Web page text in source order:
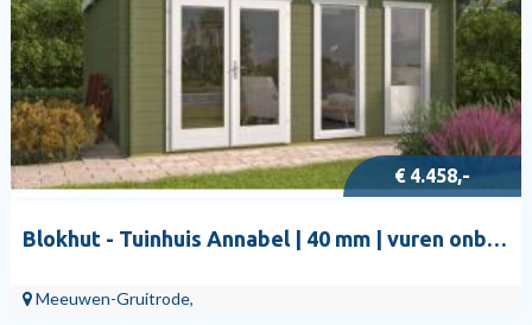
€ 4.458,-
Blokhut - Tuinhuis Annabel | 40 mm | vuren onbehandeld
Meeuwen-Gruitrode,